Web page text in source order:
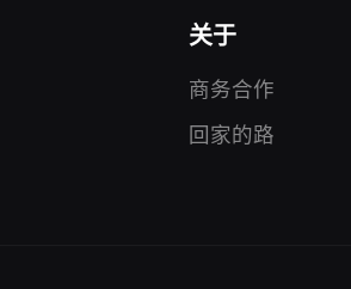
关于
商务合作
回家的路